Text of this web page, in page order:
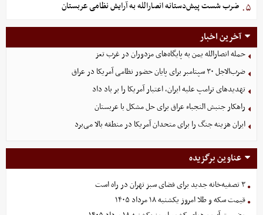
۵. ضرب شست پیش‌دستانه انصارالله به آرایش نظامی عربستان
آخرین اخبار
حمله انصارالله یمن به پایگاه‌های مزدوران در غرب تعز
ضرب‌الاجل ۳۰ سپتامبر برای پایان حضور نظامی آمریکا در عراق
تهدیدهای ترامپ علیه ایران، اعتبار آمریکا را بر باد داد
راهکار جنبش النجباء عراق برای حل مشکل با عربستان
ایران هزینه جنگ را برای متحدان آمریکا در منطقه بالا می‌برد
عناوین برگزیده
۳ تصفیه‌خانه جدید برای فضای سبز تهران در راه است
قیمت سکه و طلا امروز یکشنبه ۱۸ مرداد ۱۴۰۵